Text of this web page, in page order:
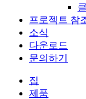
프로젝트 참
소식
다운로드
문의하기
집
제품